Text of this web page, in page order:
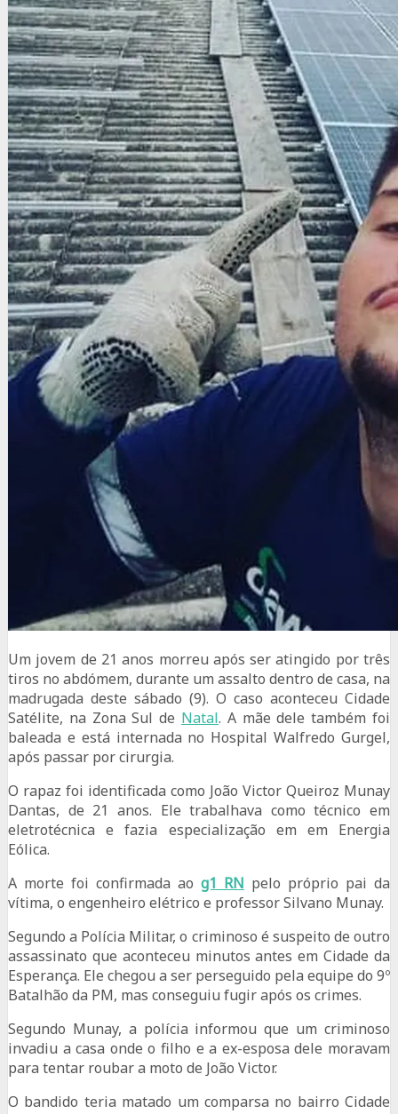
Um jovem de 21 anos morreu após ser atingido por três
tiros no abdómem, durante um assalto dentro de casa, na
madrugada deste sábado (9). O caso aconteceu Cidade
Satélite, na Zona Sul de Natal. A mãe dele também foi
baleada e está internada no Hospital Walfredo Gurgel,
após passar por cirurgia.
O rapaz foi identificada como João Victor Queiroz Munay
Dantas, de 21 anos. Ele trabalhava como técnico em
eletrotécnica e fazia especialização em em Energia
Eólica.
A morte foi confirmada ao g1 RN pelo próprio pai da
vítima, o engenheiro elétrico e professor Silvano Munay.
Segundo a Polícia Militar, o criminoso é suspeito de outro
assassinato que aconteceu minutos antes em Cidade da
Esperança. Ele chegou a ser perseguido pela equipe do 9º
Batalhão da PM, mas conseguiu fugir após os crimes.
Segundo Munay, a polícia informou que um criminoso
invadiu a casa onde o filho e a ex-esposa dele moravam
para tentar roubar a moto de João Victor.
O bandido teria matado um comparsa no bairro Cidade